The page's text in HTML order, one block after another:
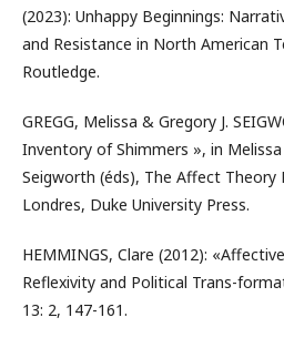
(2023): Unhappy Beginnings:
and Resistance in North American
Routledge.
GREGG, Melissa & Gregory J.
Inventory of Shimmers », in Melissa
Seigworth (éds), The Affect Theory
Londres, Duke University Press.
HEMMINGS, Clare (2012):
Reflexivity and Political Trans-
13: 2, 147-161.